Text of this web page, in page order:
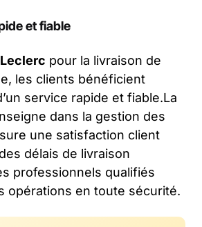
et fiable
Leclerc pour la livraison de
les clients bénéficient
service rapide et fiable.La
dans la gestion des
une satisfaction client
délais de livraison
professionnels qualifiés
opérations en toute sécurité.